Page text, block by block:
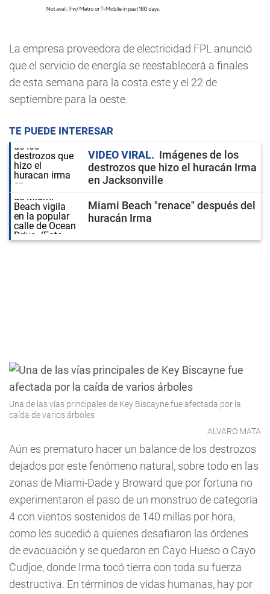
La empresa proveedora de electricidad FPL anunció
que el servicio de energía se reestablecerá a finales
de esta semana para la costa este y el 22 de
septiembre para la oeste.
TE PUEDE INTERESAR
VIDEO VIRAL
Imágenes de los
destrozos que hizo el huracán Irma
en Jacksonville
Miami Beach "renace" después del
huracán Irma
Una de las vías principales de Key Biscayne fue afectada por la
caída de varios árboles
ALVARO MATA
Aún es prematuro hacer un balance de los destrozos
dejados por este fenómeno natural, sobre todo en las
zonas de Miami-Dade y Broward que por fortuna no
experimentaron el paso de un monstruo de categoría
4 con vientos sostenidos de 140 millas por hora,
como les sucedió a quienes desafiaron las órdenes
de evacuación y se quedaron en Cayo Hueso o Cayo
Cudjoe, donde Irma tocó tierra con toda su fuerza
destructiva. En términos de vidas humanas, hay por